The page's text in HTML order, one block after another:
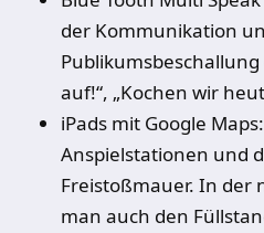
der Kommunikation
auf!“, „Kochen wir
iPads mit Google
Anspielstationen und
Freistoßmauer. In der
man auch den